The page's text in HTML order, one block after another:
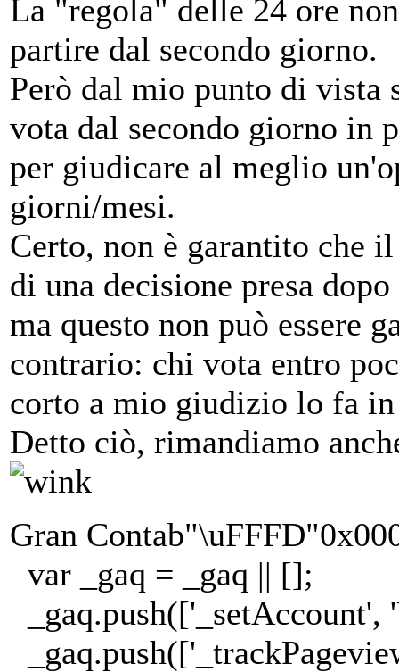
La "regola" delle 24 ore
partire dal secondo giorno.
Però dal mio punto di vista
vota dal secondo giorno in
per giudicare al meglio
giorni/mesi.
Certo, non è garantito che
di una decisione presa
ma questo non può essere
contrario: chi vota entro
corto a mio giudizio lo fa
Detto ciò, rimandiamo
Gran
var _gaq = _gaq || [];